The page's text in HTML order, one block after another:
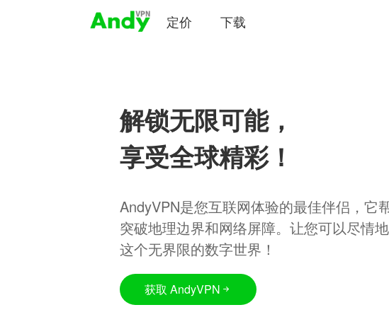
定价 下载
解锁无限可能，
享受全球精彩！
AndyVPN是您互联网体验的最佳伴侣，它
突破地理边界和网络屏障。让您可以尽情
这个无界限的数字世界！
获取 AndyVPN